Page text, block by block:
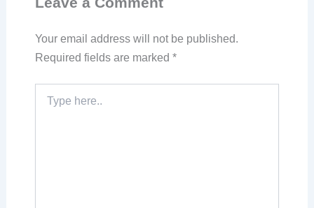
Your email address will not be published.
Required fields are marked *
here..